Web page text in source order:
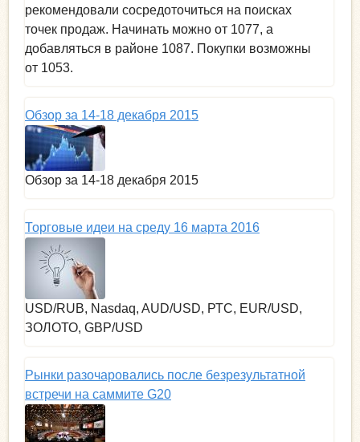
рекомендовали сосредоточиться на поисках
точек продаж. Начинать можно от 1077, а
добавляться в районе 1087. Покупки возможны
от 1053.
Обзор за 14-18 декабря 2015
Обзор за 14-18 декабря 2015
Торговые идеи на среду 16 марта 2016
USD/RUB, Nasdaq, AUD/USD, РТС, EUR/USD,
ЗОЛОТО, GBP/USD
Рынки разочаровались после безрезультатной
встречи на саммите G20